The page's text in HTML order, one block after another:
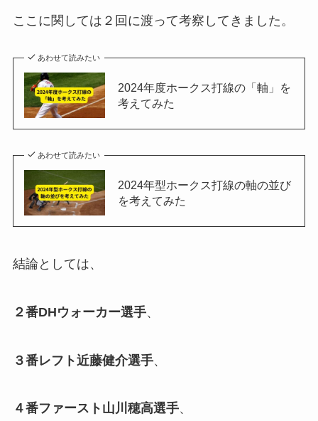
ここに関しては２回に渡って考察してきました。
あわせて読みたい
2024年度ホークス打線の「軸」を
考えてみた
あわせて読みたい
2024年型ホークス打線の軸の並び
を考えてみた
結論としては、
２番DHウォーカー選手、
３番レフト近藤健介選手、
４番ファースト山川穂高選手、